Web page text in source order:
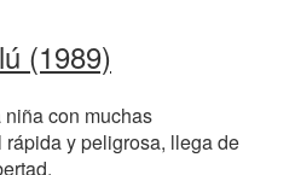
(1989)
con muchas
y peligrosa, llega de